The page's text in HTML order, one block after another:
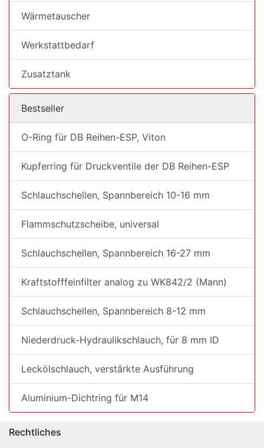
Wärmetauscher
Werkstattbedarf
Zusatztank
Bestseller
O-Ring für DB Reihen-ESP, Viton
Kupferring für Druckventile der DB Reihen-ESP
Schlauchschellen, Spannbereich 10-16 mm
Flammschutzscheibe, universal
Schlauchschellen, Spannbereich 16-27 mm
Kraftstofffeinfilter analog zu WK842/2 (Mann)
Schlauchschellen, Spannbereich 8-12 mm
Niederdruck-Hydraulikschlauch, für 8 mm ID
Leckölschlauch, verstärkte Ausführung
Aluminium-Dichtring für M14
Rechtliches